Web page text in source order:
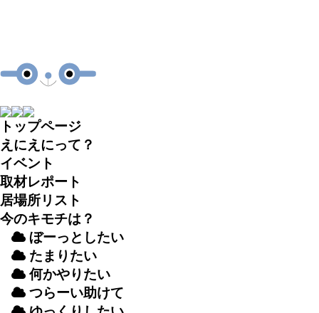
トップページ
えにえにって？
イベント
取材レポート
居場所リスト
今のキモチは？
ぼーっとしたい
たまりたい
何かやりたい
つらーい助けて